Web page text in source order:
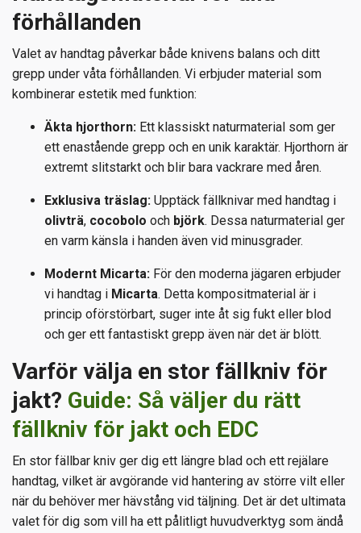
förhållanden
Valet av handtag påverkar både knivens balans och ditt
grepp under våta förhållanden. Vi erbjuder material som
kombinerar estetik med funktion:
Äkta hjorthorn: Ett klassiskt naturmaterial som ger
ett enastående grepp och en unik karaktär. Hjorthorn är
extremt slitstarkt och blir bara vackrare med åren.
Exklusiva träslag: Upptäck fällknivar med handtag i
olivträ, cocobolo och björk. Dessa naturmaterial ger
en varm känsla i handen även vid minusgrader.
Modernt Micarta: För den moderna jägaren erbjuder
vi handtag i Micarta. Detta kompositmaterial är i
princip oförstörbart, suger inte åt sig fukt eller blod
och ger ett fantastiskt grepp även när det är blött.
Varför välja en stor fällkniv för
jakt? Guide: Så väljer du rätt
fällkniv för jakt och EDC
En stor fällbar kniv ger dig ett längre blad och ett rejälare
handtag, vilket är avgörande vid hantering av större vilt eller
när du behöver mer hävstång vid täljning. Det är det ultimata
valet för dig som vill ha ett pålitligt huvudverktyg som ändå